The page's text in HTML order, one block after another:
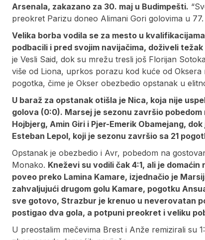
Arsenala, zakazano za 30. maj u Budimpešti.
preokret Parizu doneo Alimani Gori golovima u
Velika borba vodila se za mesto u
podbacili i pred svojim navijačima, doživeli
je Vesli Said, dok su mrežu tresli još Florijan
više od Liona, uprkos porazu kod kuće od
pogotka, čime je Okser obezbedio opstanak u
U baraž za opstanak otišla je Nica, koja nije
golova (0:0). Marsej je sezonu završio pobedom
Hojbjerg, Amin Giri i Pjer-Emerik Obamejang,
Esteban Lepol, koji je sezonu završio sa 21
Opstanak je obezbedio i Avr, pobedom na
Monako. Kneževi su vodili čak 4:1, ali je
poveo preko Lamina Kamare, izjednačio je
zahvaljujući drugom golu Kamare, pogotku
sve gotovo, Strazbur je krenuo u neverovatan
postigao dva gola, a potpuni preokret i veliku
U preostalim mečevima Brest i Anže remizirali su